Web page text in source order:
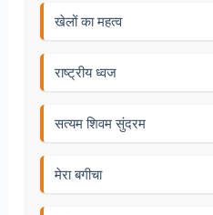
खेलों का महत्व
राष्ट्रीय ध्वज
सत्यम शिवम सुंदरम
मेरा बगीचा